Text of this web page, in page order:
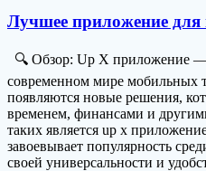
Лучшее приложение для
🔍 Обзор: Up X приложение
современном мире мобильных
появляются новые решения,
временем, финансами и
таких является up x
завоевывает популярность
своей универсальности и